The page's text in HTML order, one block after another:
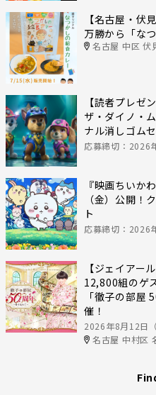
【名古屋・伏
万勝から「な
名古屋 中区 伏
【読者プレゼ
ザ・ダイノ・
ナル消しゴム
応募締切：2026
『映画ちいか
（金）公開！
ト
応募締切：2026
【ジェイアー
12,800組のゲ
「徹子の部屋
催！
2026年8月12日
名古屋 中村区